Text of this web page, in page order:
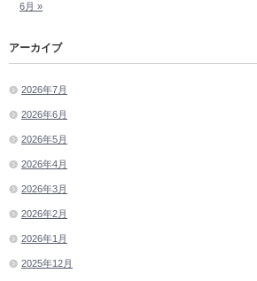
6月 »
アーカイブ
2026年7月
2026年6月
2026年5月
2026年4月
2026年3月
2026年2月
2026年1月
2025年12月